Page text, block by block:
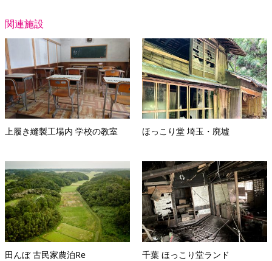
関連施設
上履き縫製工場内 学校の教室 ほっこり堂 埼玉・廃墟
田んぼ 古民家農泊Re 千葉 ほっこり堂ランド